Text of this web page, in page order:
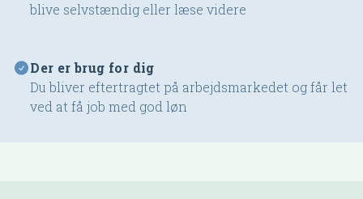
blive selvstændig eller læse videre
Der er brug for dig
Du bliver eftertragtet på arbejdsmarkedet og får let
ved at få job med god løn